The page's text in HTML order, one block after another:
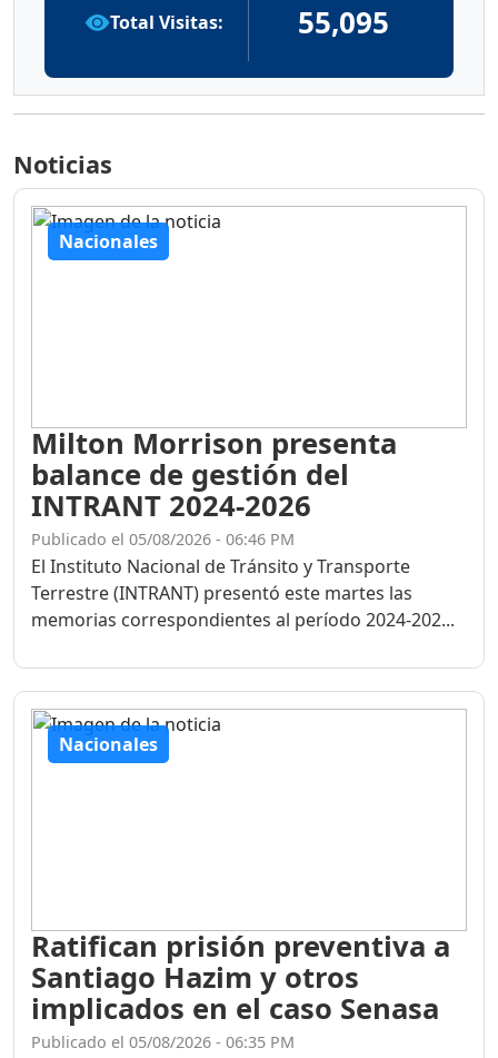
Total Visitas: 55,095
Noticias
Nacionales
Milton Morrison presenta
balance de gestión del
INTRANT 2024-2026
Publicado el 05/08/2026 - 06:46 PM
El Instituto Nacional de Tránsito y Transporte
Terrestre (INTRANT) presentó este martes las
memorias correspondientes al período 2024-202...
Nacionales
Ratifican prisión preventiva a
Santiago Hazim y otros
implicados en el caso Senasa
Publicado el 05/08/2026 - 06:35 PM